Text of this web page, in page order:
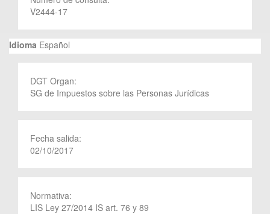
V2444-17
Idioma Español
DGT Organ:
SG de Impuestos sobre las Personas Jurídicas
Fecha salida:
02/10/2017
Normativa:
LIS Ley 27/2014 IS art. 76 y 89